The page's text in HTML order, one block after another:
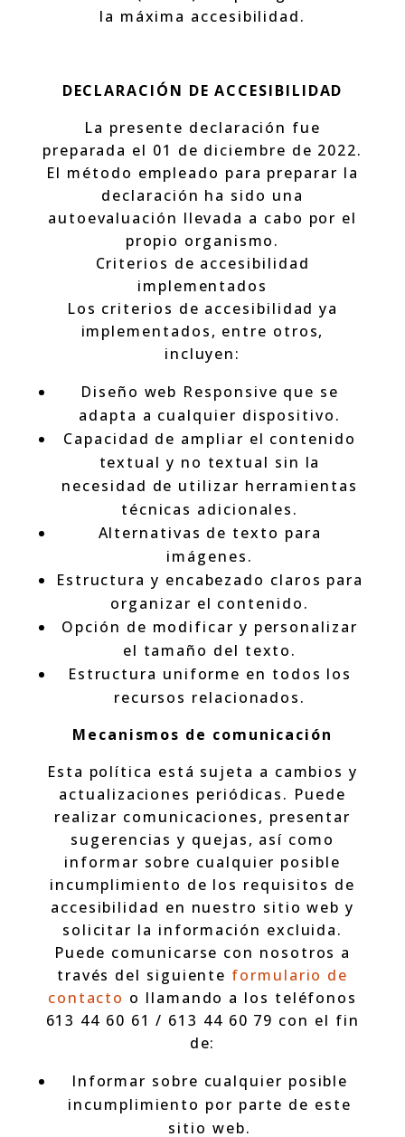
la máxima accesibilidad.
DECLARACIÓN DE ACCESIBILIDAD
La presente declaración fue
preparada el 01 de diciembre de 2022.
El método empleado para preparar la
declaración ha sido una
autoevaluación llevada a cabo por el
propio organismo.
Criterios de accesibilidad
implementados
Los criterios de accesibilidad ya
implementados, entre otros,
incluyen:
Diseño web Responsive que se
adapta a cualquier dispositivo.
Capacidad de ampliar el contenido
textual y no textual sin la
necesidad de utilizar herramientas
técnicas adicionales.
Alternativas de texto para
imágenes.
Estructura y encabezado claros para
organizar el contenido.
Opción de modificar y personalizar
el tamaño del texto.
Estructura uniforme en todos los
recursos relacionados.
Mecanismos de comunicación
Esta política está sujeta a cambios y
actualizaciones periódicas. Puede
realizar comunicaciones, presentar
sugerencias y quejas, así como
informar sobre cualquier posible
incumplimiento de los requisitos de
accesibilidad en nuestro sitio web y
solicitar la información excluida.
Puede comunicarse con nosotros a
través del siguiente formulario de
contacto o llamando a los teléfonos
613 44 60 61 / 613 44 60 79 con el fin
de:
Informar sobre cualquier posible
incumplimiento por parte de este
sitio web.